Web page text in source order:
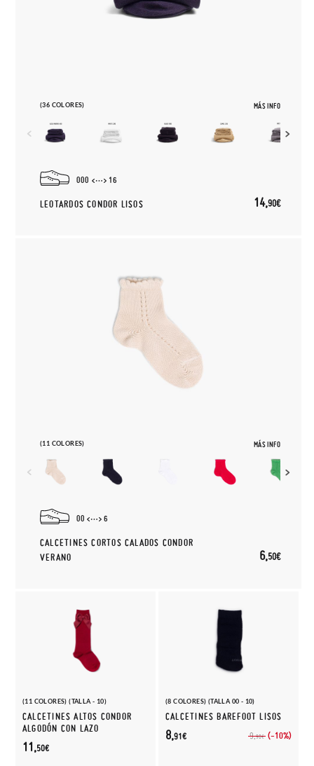
(36 COLORES) MÁS INFO
000 16
LEOTARDOS CONDOR LISOS 14,90€
(11 COLORES) MÁS INFO
00 6
CALCETINES CORTOS CALADOS CONDOR
VERANO
6,50€
(11 COLORES) (TALLA - 10)
CALCETINES ALTOS CONDOR
ALGODÓN CON LAZO
11,50€
(8 COLORES) (TALLA 00 - 10)
CALCETINES BAREFOOT LISOS
9,90€ (-10%)
8,91€